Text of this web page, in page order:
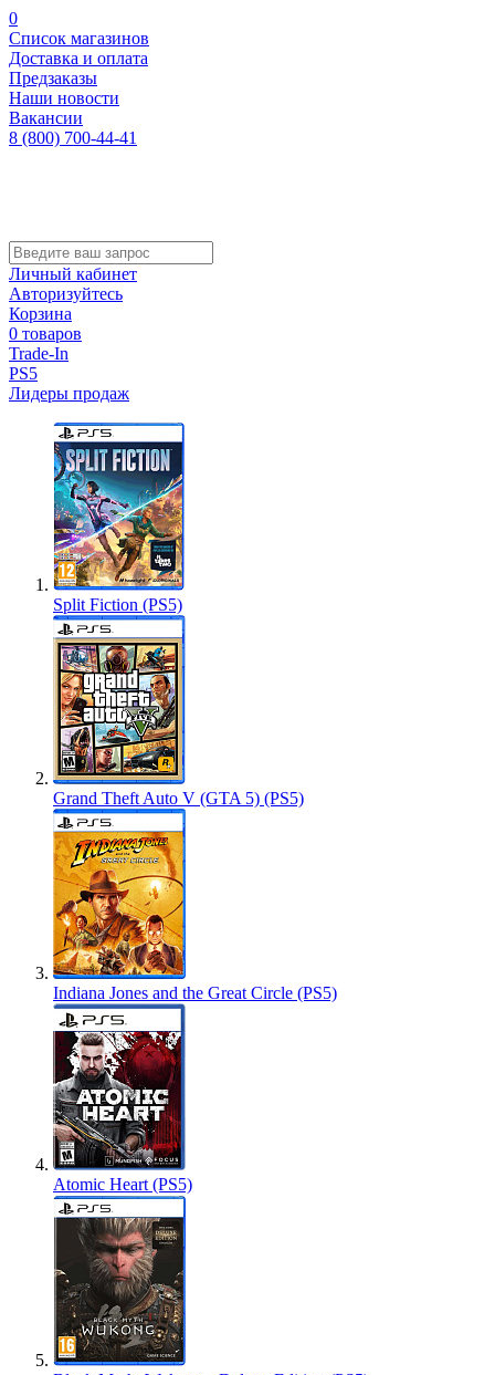
0
Список магазинов
Доставка и оплата
Предзаказы
Наши новости
Вакансии
8 (800) 700-44-41
Личный кабинет
Авторизуйтесь
Корзина
0 товаров
Trade-In
PS5
Лидеры продаж
Split Fiction (PS5)
Grand Theft Auto V (GTA 5) (PS5)
Indiana Jones and the Great Circle (PS5)
Atomic Heart (PS5)